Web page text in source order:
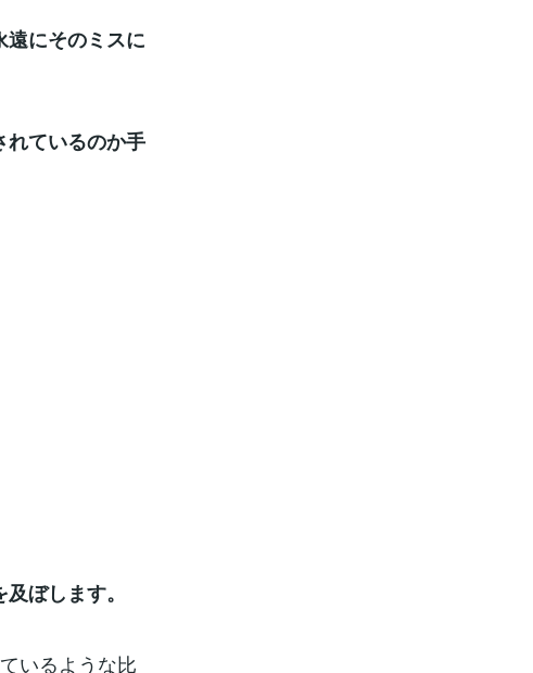
にそのミスに
れているのか手
ぼします。
いるような比